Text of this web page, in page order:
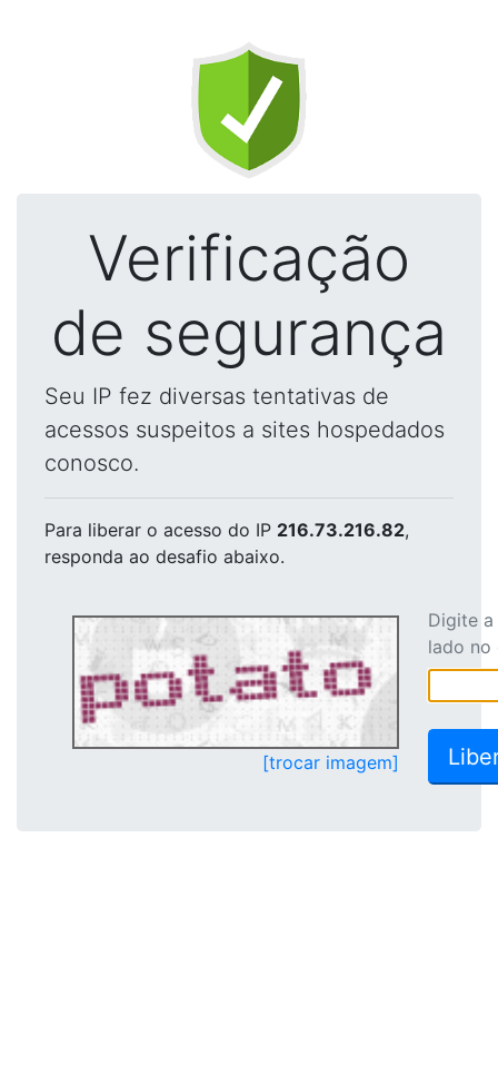
Verificação
de segurança
Seu IP fez diversas tentativas de
acessos suspeitos a sites hospedados
conosco.
Para liberar o acesso do IP 216.73.216.82,
responda ao desafio abaixo.
[trocar imagem]
Digite
lado no